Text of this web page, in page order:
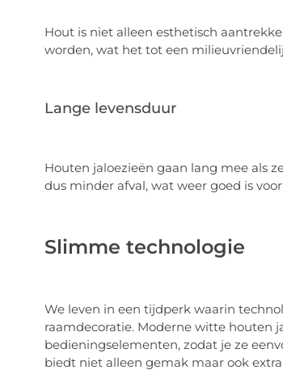
Hout is niet alleen esthetisch
worden, wat het tot een
Lange levensduur
Houten jaloezieën gaan lang mee als
dus minder afval, wat weer goed is
Slimme technologie
We leven in een tijdperk waarin
raamdecoratie. Moderne witte houten
bedieningselementen, zodat je ze
biedt niet alleen gemak maar ook